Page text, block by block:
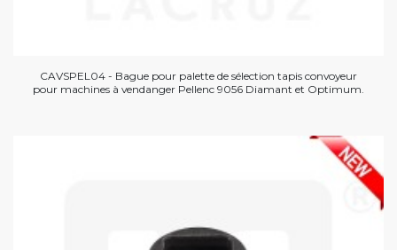
CAVSPEL04 - Bague pour palette de sélection tapis convoyeur
pour machines à vendanger Pellenc 9056 Diamant et Optimum.